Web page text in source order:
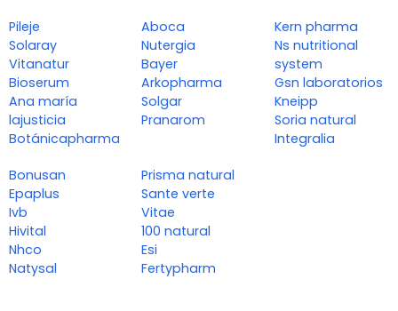
Pileje
Solaray
Vitanatur
Bioserum
Ana maría
lajusticia
Botánicapharma
Aboca
Nutergia
Bayer
Arkopharma
Solgar
Pranarom
Kern pharma
Ns nutritional
system
Gsn laboratorios
Kneipp
Soria natural
Integralia
Bonusan
Epaplus
Ivb
Hivital
Nhco
Natysal
Prisma natural
Sante verte
Vitae
100 natural
Esi
Fertypharm